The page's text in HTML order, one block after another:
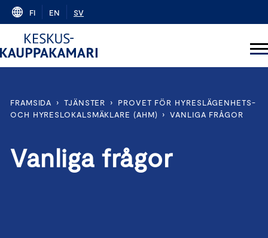
Skip
content
FI EN SV
FRAMSIDA › TJÄNSTER ›
PROVET FÖR HYRESLÄGENHETS-
OCH HYRESLOKALSMÄKLARE (AHM)
› VANLIGA FRÅGOR
Vanliga frågor